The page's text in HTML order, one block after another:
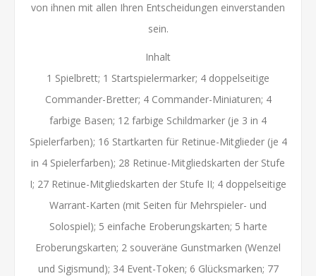
von ihnen mit allen Ihren Entscheidungen einverstanden
sein.
Inhalt
1 Spielbrett; 1 Startspielermarker; 4 doppelseitige
Commander-Bretter; 4 Commander-Miniaturen; 4
farbige Basen; 12 farbige Schildmarker (je 3 in 4
Spielerfarben); 16 Startkarten für Retinue-Mitglieder (je 4
in 4 Spielerfarben); 28 Retinue-Mitgliedskarten der Stufe
I; 27 Retinue-Mitgliedskarten der Stufe II; 4 doppelseitige
Warrant-Karten (mit Seiten für Mehrspieler- und
Solospiel); 5 einfache Eroberungskarten; 5 harte
Eroberungskarten; 2 souveräne Gunstmarken (Wenzel
und Sigismund); 34 Event-Token; 6 Glücksmarken; 77